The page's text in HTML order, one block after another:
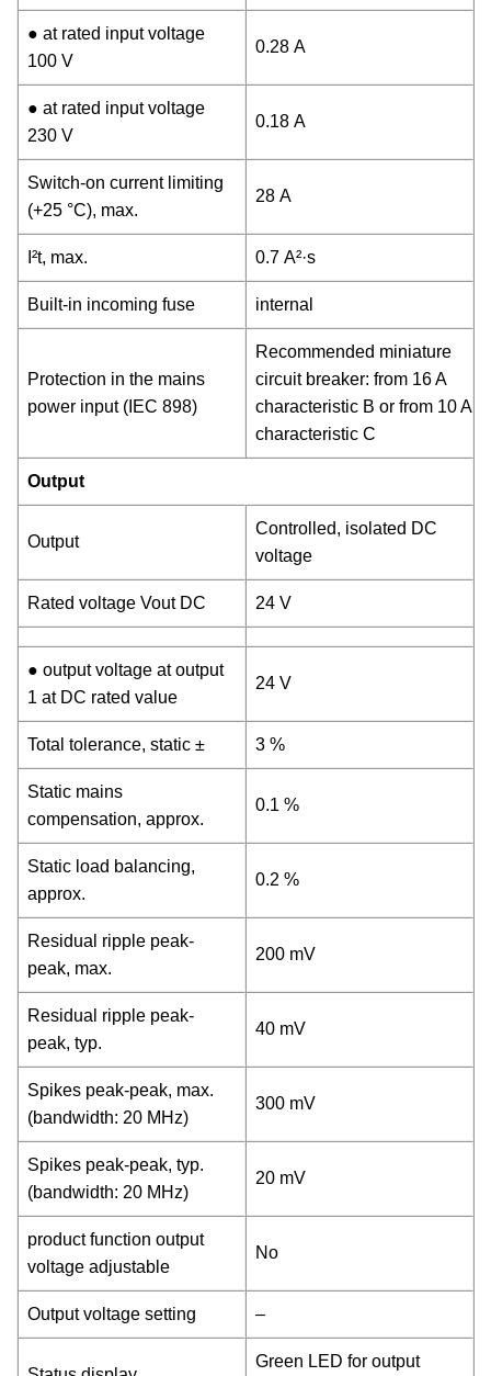
● at rated input voltage
100 V
0.28 A
● at rated input voltage
230 V
0.18 A
Switch-on current limiting
(+25 °C), max.
28 A
I²t, max. 0.7 A²·s
Built-in incoming fuse internal
Protection in the mains
power input (IEC 898)
Recommended miniature
circuit breaker: from 16 A
characteristic B or from 10 A
characteristic C
Output
Output
Controlled, isolated DC
voltage
Rated voltage Vout DC 24 V
● output voltage at output
1 at DC rated value
24 V
Total tolerance, static ± 3 %
Static mains
compensation, approx.
0.1 %
Static load balancing,
approx.
0.2 %
Residual ripple peak-
peak, max.
200 mV
Residual ripple peak-
peak, typ.
40 mV
Spikes peak-peak, max.
(bandwidth: 20 MHz)
300 mV
Spikes peak-peak, typ.
(bandwidth: 20 MHz)
20 mV
product function output
voltage adjustable
No
Output voltage setting –
Green LED for output